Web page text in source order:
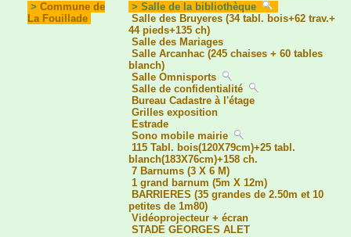
> Commune de
La Fouillade
> Salle de la bibliothèque
Salle des Bruyeres (34 tabl. bois+62 trav.+
44 pieds+135 ch)
Salle des Mariages
Salle Arcanhac (245 chaises + 60 tables
blanch)
Salle Omnisports
Salle de confidentialité
Bureau Cadastre à l'étage
Grilles exposition
Estrade
Sono mobile mairie
115 Tabl. bois(120X79cm)+25 tabl.
blanch(183X76cm)+158 ch.
7 Barnums (3 X 6 M)
1 grand barnum (5m X 12m)
BARRIERES (35 grandes de 2.50m et 10
petites de 1m80)
Vidéoprojecteur + écran
STADE GEORGES ALET